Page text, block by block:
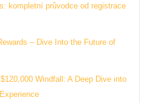
kompletní průvodce od registrace
– Dive Into the Future of
Windfall: A Deep Dive into